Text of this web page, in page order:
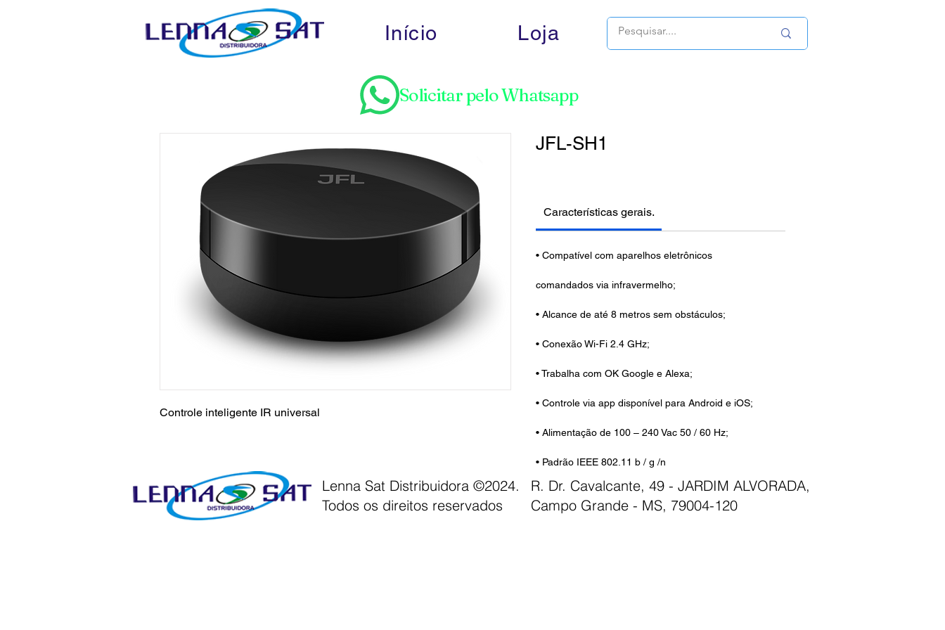
Início Loja
Solicitar pelo Whatsapp
Controle inteligente IR universal
JFL-SH1
Características gerais.
• Compatível com aparelhos eletrônicos
comandados via infravermelho;
• Alcance de até 8 metros sem obstáculos;
• Conexão Wi-Fi 2.4 GHz;
• Trabalha com OK Google e Alexa;
• Controle via app disponível para Android e iOS;
• Alimentação de 100 – 240 Vac 50 / 60 Hz;
• Padrão IEEE 802.11 b / g /n
Lenna Sat Distribuidora ©2024.
Todos os direitos reservados
R. Dr. Cavalcante, 49 - JARDIM ALVORADA,
Campo Grande - MS, 79004-120